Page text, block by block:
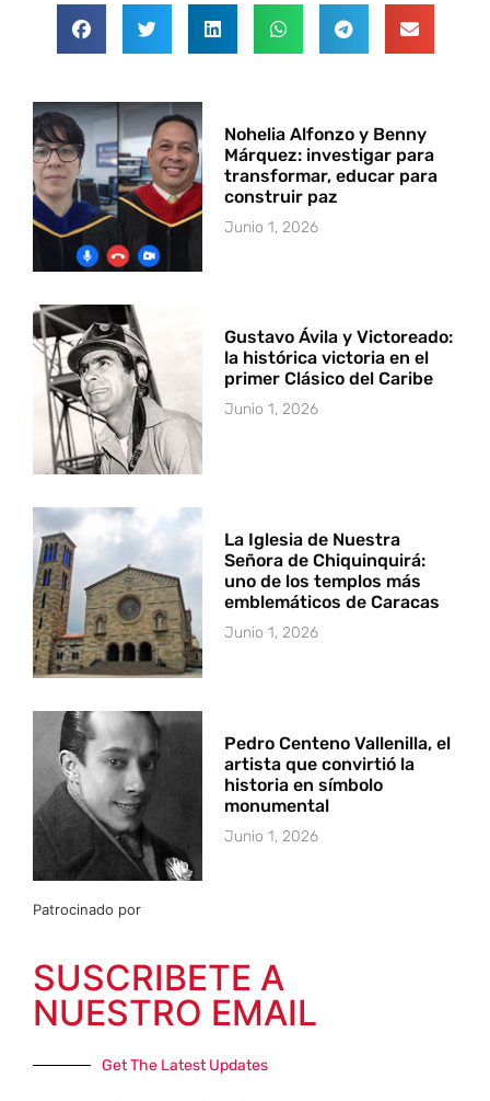
Nohelia Alfonzo y Benny
Márquez: investigar para
transformar, educar para
construir paz
Junio 1, 2026
Gustavo Ávila y Victoreado:
la histórica victoria en el
primer Clásico del Caribe
Junio 1, 2026
La Iglesia de Nuestra
Señora de Chiquinquirá:
uno de los templos más
emblemáticos de Caracas
Junio 1, 2026
Pedro Centeno Vallenilla, el
artista que convirtió la
historia en símbolo
monumental
Junio 1, 2026
Patrocinado por
SUSCRIBETE A
NUESTRO EMAIL
Get The Latest Updates